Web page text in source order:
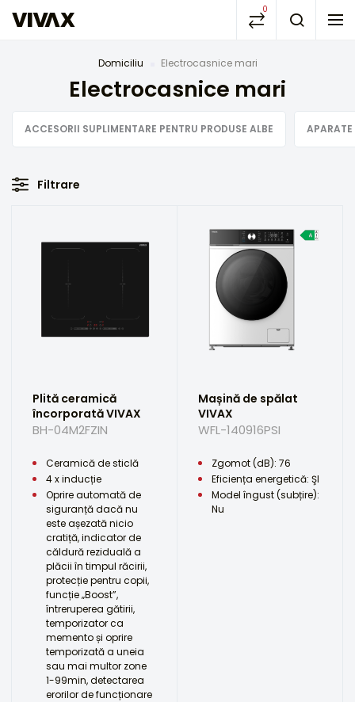
0
Domiciliu Electrocasnice mari
Electrocasnice mari
ACCESORII SUPLIMENTARE PENTRU PRODUSE ALBE
Filtrare
Plită ceramică
încorporată VIVAX
BH-04M2FZIN
Ceramică de sticlă
4 x inducție
Oprire automată de
siguranță dacă nu
este așezată nicio
cratiță, indicator de
căldură reziduală a
plăcii în timpul răcirii,
protecție pentru copii,
funcție „Boost”,
întreruperea gătirii,
temporizator ca
memento și oprire
temporizată a uneia
sau mai multor zone
1-99min, detectarea
erorilor de funcționare
Mașină de spălat
VIVAX
WFL-140916PSI
Zgomot (dB): 76
Eficiența energetică: ŞI
Model îngust (subțire):
Nu